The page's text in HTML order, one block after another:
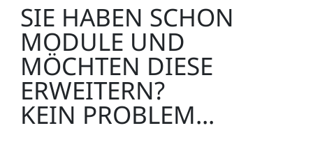
SIE HABEN SCHON
MODULE UND
MÖCHTEN DIESE
ERWEITERN?
KEIN PROBLEM...